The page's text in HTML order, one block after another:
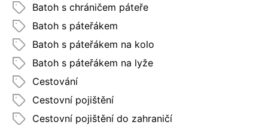
Batoh s chráničem páteře
Batoh s páteřákem
Batoh s páteřákem na kolo
Batoh s páteřákem na lyže
Cestování
Cestovní pojištění
Cestovní pojištění do zahraničí